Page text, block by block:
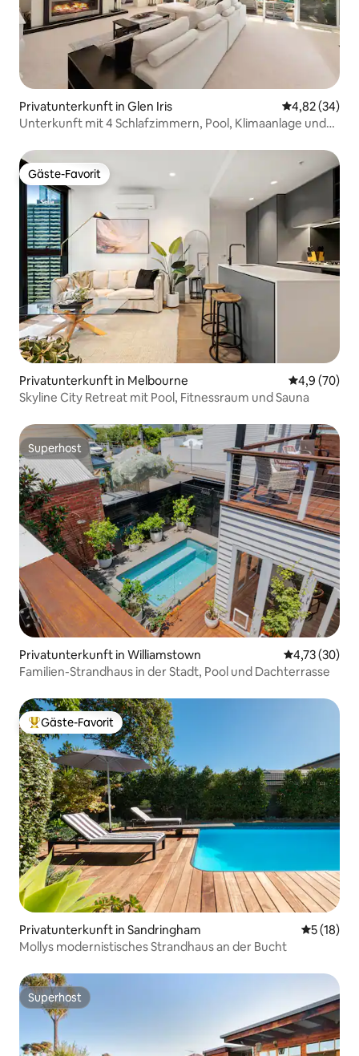
Privatunterkunft in Glen Iris
4,82 (34)
Unterkunft mit 4 Schlafzimmern, Pool, Klimaanlage und
Gäste-Favorit
Gäste-Favorit
Privatunterkunft in Melbourne
4,9 (70)
Skyline City Retreat mit Pool, Fitnessraum und Sauna
Superhost
Superhost
Privatunterkunft in Williamstown
4,73 (30)
Familien-Strandhaus in der Stadt, Pool und Dachterrasse
Beliebter Gäste-Favorit.
Gäste-Favorit
Privatunterkunft in Sandringham
5 (18)
Mollys modernistisches Strandhaus an der Bucht
Superhost
Superhost